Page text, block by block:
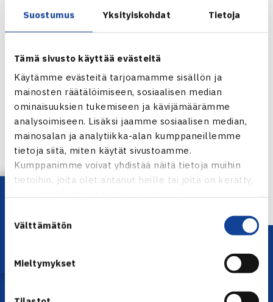
Suostumus Yksityiskohdat Tietoja
Tämä sivusto käyttää evästeitä
Käytämme evästeitä tarjoamamme sisällön ja
mainosten räätälöimiseen, sosiaalisen median
ominaisuuksien tukemiseen ja kävijämäärämme
analysoimiseen. Lisäksi jaamme sosiaalisen median,
mainosalan ja analytiikka-alan kumppaneillemme
tietoja siitä, miten käytät sivustoamme.
Kumppanimme voivat yhdistää näitä tietoja muihin
tietoihin, joita olet antanut heille tai joita on kerätty,
valinta
Välttämätön
Mieltymykset
← Edellinen
Lataa OmaTennis!